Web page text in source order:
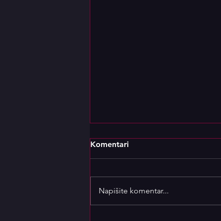
Komentari
Napišite komentar...